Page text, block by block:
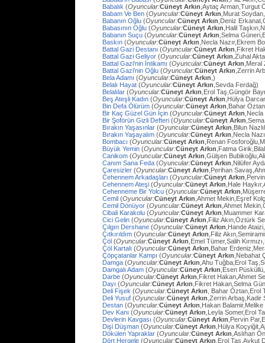
Babalık (Oyuncular:Cüneyt Arkın ,Aytaç Arman,Turgut
Babam Ve Ben (Oyuncular:Cüneyt Arkın ,Murat
Babanın Oğlu (Oyuncular:Cüneyt Arkın ,Deniz
Babasının Oğlu (Oyuncular:Cüneyt Arkın ,Halil
Babanın Suçu (Oyuncular:Cüneyt Arkın ,Selma
Baskın (Oyuncular:Cüneyt Arkın ,Necla Nazır,Ekrem
Battal Gazi Destanı (Oyuncular:Cüneyt Arkın ,Fikret
Battal Gazi Geliyor (Oyuncular:Cüneyt Arkın ,Zuhal
Battal Gazi'nin İntikamı (Oyuncular:Cüneyt Arkın
Battal Gazi'nin Oğlu (Oyuncular:Cüneyt Arkın ,Zerrin
Bela Adamı (Oyuncular:Cüneyt Arkın ,)
Belalı Hayat (Oyuncular:Cüneyt Arkın ,Sevda Ferdağ)
Belalılar (Oyuncular:Cüneyt Arkın ,Erol Taş,Güngör
Beş Ateşli Kadın (Oyuncular:Cüneyt Arkın ,Hülya
Bin Defa Ölürüm (Oyuncular:Cüneyt Arkın ,Bahar
Bir Kaç Güzel Gün İçin (Oyuncular:Cüneyt Arkın
Bir Şoförün Gizli Defteri (Oyuncular:Cüneyt Arkın
Bırakın Yaşasınlar (Oyuncular:Cüneyt Arkın ,Bilun
Bırakın Yaşayalım (Oyuncular:Cüneyt Arkın ,Necla
Bombacı (Oyuncular:Cüneyt Arkın ,Renan
Büyük Yemin (Oyuncular:Cüneyt Arkın ,Fatma
Canikom (Oyuncular:Cüneyt Arkın ,Gülşen
Canım Sana Feda (Oyuncular:Cüneyt Arkın ,Nilüfer
Çaresizler (Oyuncular:Cüneyt Arkın ,Perihan
Cehennem Arkadaşları (Oyuncular:Cüneyt Arkın
Cehennem Ateşi (Oyuncular:Cüneyt Arkın ,Hale
Cehenneme Bir Yolcu (Oyuncular:Cüneyt Arkın
Cemil (Oyuncular:Cüneyt Arkın ,Ahmet Mekin,Eşref
Cemil Dönüyor (Oyuncular:Cüneyt Arkın ,Ahmet
Cibali Karakolu (Oyuncular:Cüneyt Arkın ,Muammer
Cici Gelin (Oyuncular:Cüneyt Arkın ,Filiz Akın,Öztürk
Çılgın Dershane (Oyuncular:Cüneyt Arkın ,Hande
Çıtkırıldım (Oyuncular:Cüneyt Arkın ,Filiz
Çöl (Oyuncular:Cüneyt Arkın ,Emel Tümer,Salih
Çöl Kartalı (Oyuncular:Cüneyt Arkın ,Bahar
Çöpçatanlar Kampı (Oyuncular:Cüneyt Arkın ,Nebahat
Damga (Oyuncular:Cüneyt Arkın ,Ahu Tuğba,Erol
Damgalı Adam (Oyuncular:Cüneyt Arkın ,Esen
Darbe (Oyuncular:Cüneyt Arkın ,Fikret Hakan,Ahmet
Dayı (Oyuncular:Cüneyt Arkın ,Fikret Hakan,Selma
Deli Fişek (Oyuncular:Cüneyt Arkın , Bahar Öztan,Erol
Deli Yusuf (Oyuncular:Cüneyt Arkın ,Zerrin Arbaş,Kadir
Destan (Oyuncular:Cüneyt Arkın ,Hakan
Dev Kanı (Oyuncular:Cüneyt Arkın ,Leyla Somer,Erol
Devlerin Kavgası (Oyuncular:Cüneyt Arkın ,Pervin
Dişi Düşman (Oyuncular:Cüneyt Arkın ,Hülya
Dökülen Yapraklar (Oyuncular:Cüneyt Arkın ,Aslıhan
Dört Hergele (Oyuncular:Cüneyt Arkın ,Erol Taş,Aykut